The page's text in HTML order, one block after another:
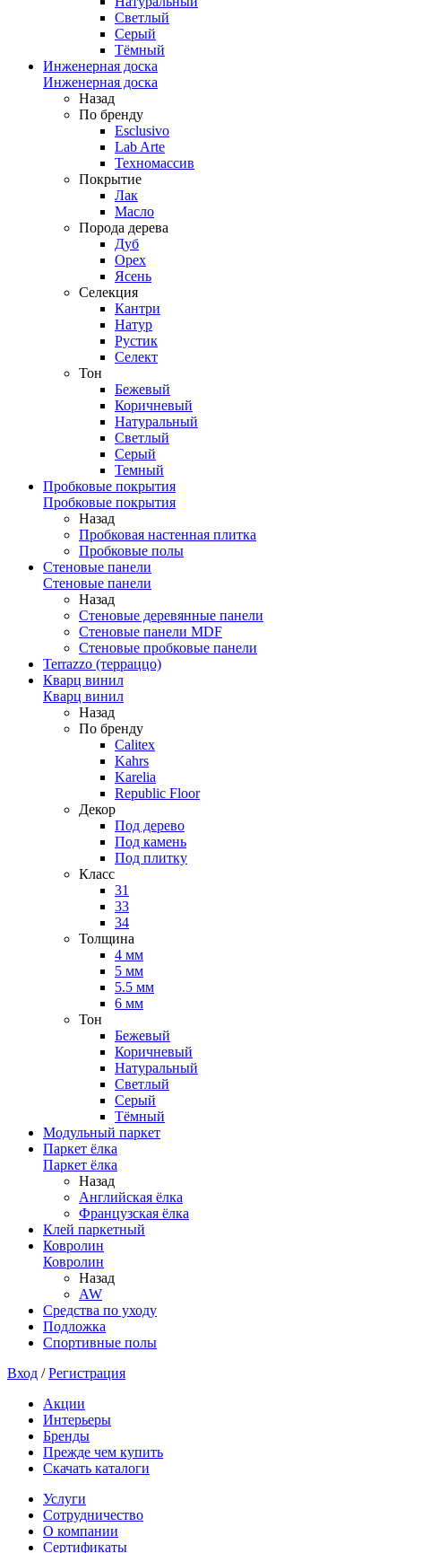
Светлый
Серый
Тёмный
Инженерная доска
Инженерная доска
Назад
По бренду
Esclusivo
Lab Arte
Техномассив
Покрытие
Лак
Масло
Порода дерева
Дуб
Орех
Ясень
Селекция
Кантри
Натур
Рустик
Селект
Тон
Бежевый
Коричневый
Натуральный
Светлый
Серый
Темный
Пробковые покрытия
Пробковые покрытия
Назад
Пробковая настенная плитка
Пробковые полы
Стеновые панели
Стеновые панели
Назад
Стеновые деревянные панели
Стеновые панели MDF
Стеновые пробковые панели
Terrazzo (терраццо)
Кварц винил
Кварц винил
Назад
По бренду
Calitex
Kahrs
Karelia
Republic Floor
Декор
Под дерево
Под камень
Под плитку
Класс
31
33
34
Толщина
4 мм
5 мм
5.5 мм
6 мм
Тон
Бежевый
Коричневый
Натуральный
Светлый
Серый
Тёмный
Модульный паркет
Паркет ёлка
Паркет ёлка
Назад
Английская ёлка
Французская ёлка
Клей паркетный
Ковролин
Ковролин
Назад
AW
Средства по уходу
Подложка
Спортивные полы
Вход /Регистрация
Акции
Интерьеры
Бренды
Прежде чем купить
Скачать каталоги
Услуги
Сотрудничество
О компании
Сертификаты